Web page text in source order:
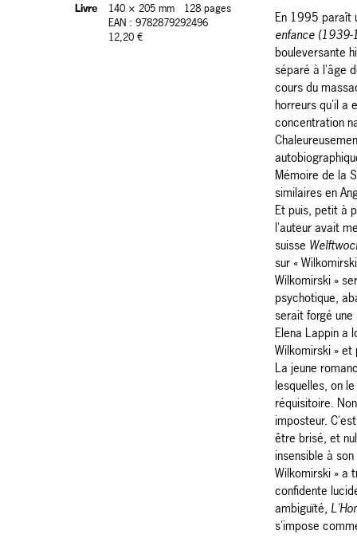
Livre
140 × 205 mm
128 pages
EAN : 9782879292496
12,20 €
En 1995 paraît
enfance
bouleversante
séparé à l'âge
cours du
horreurs qu'il a
concentration
Mémoire de la
similaires en
Et puis, petit à
l'auteur avait
suisse
sur «
Wilkomirski »
psychotique,
serait forgé
Elena Lappin a
Wilkomirski »
La jeune
lesquelles, on
réquisitoire.
imposteur.
être brisé, et
insensible à
Wilkomirski » a
confidente
ambiguïté,
s'impose